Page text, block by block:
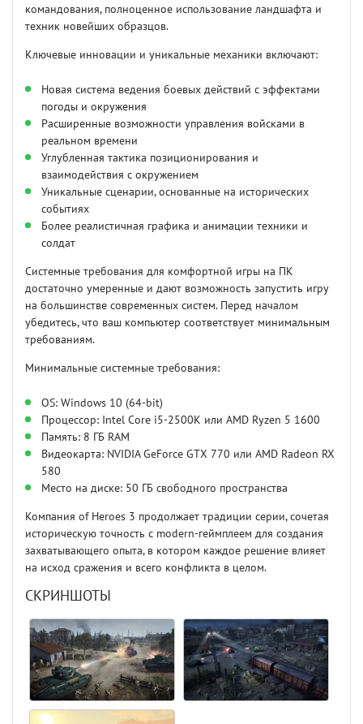
командования, полноценное использование ландшафта и
техник новейших образцов.
Ключевые инновации и уникальные механики включают:
Новая система ведения боевых действий с эффектами
погоды и окружения
Расширенные возможности управления войсками в
реальном времени
Углубленная тактика позиционирования и
взаимодействия с окружением
Уникальные сценарии, основанные на исторических
событиях
Более реалистичная графика и анимации техники и
солдат
Системные требования для комфортной игры на ПК
достаточно умеренные и дают возможность запустить игру
на большинстве современных систем. Перед началом
убедитесь, что ваш компьютер соответствует минимальным
требованиям.
Минимальные системные требования:
OS: Windows 10 (64-bit)
Процессор: Intel Core i5-2500K или AMD Ryzen 5 1600
Память: 8 ГБ RAM
Видеокарта: NVIDIA GeForce GTX 770 или AMD Radeon RX
580
Место на диске: 50 ГБ свободного пространства
Компания of Heroes 3 продолжает традиции серии, сочетая
историческую точность с modern-геймплеем для создания
захватывающего опыта, в котором каждое решение влияет
на исход сражения и всего конфликта в целом.
СКРИНШОТЫ